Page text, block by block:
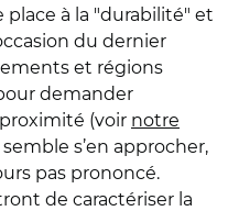
à la "durabilité" et
du dernier
et régions
demander
proximité (voir notre
s’en approcher,
pas prononcé.
de caractériser la